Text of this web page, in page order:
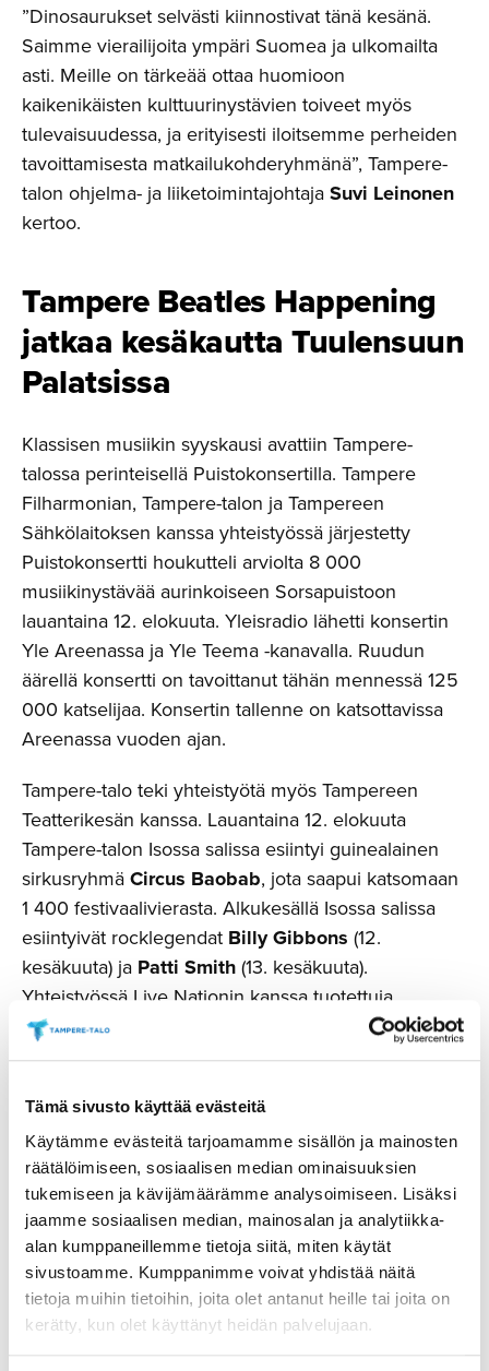
Tämä sivusto käyttää evästeitä
Käytämme evästeitä tarjoamamme sisällön ja mainosten
räätälöimiseen, sosiaalisen median ominaisuuksien
tukemiseen ja kävijämäärämme analysoimiseen. Lisäksi
jaamme sosiaalisen median, mainosalan ja analytiikka-
alan kumppaneillemme tietoja siitä, miten käytät
sivustoamme. Kumppanimme voivat yhdistää näitä
tietoja muihin tietoihin, joita olet antanut heille tai joita on
kerätty, kun olet käyttänyt heidän palvelujaan.
”Dinosaurukset selvästi kiinnostivat tänä kesänä.
Saimme vierailijoita ympäri Suomea ja ulkomailta
asti. Meille on tärkeää ottaa huomioon
kaikenikäisten kulttuurinystävien toiveet myös
tulevaisuudessa, ja erityisesti iloitsemme perheiden
tavoittamisesta matkailukohderyhmänä”, Tampere-
talon ohjelma- ja liiketoimintajohtajaSuvi Leinonen
kertoo.
Tampere Beatles Happening
jatkaa kesäkautta Tuulensuun
Palatsissa
Klassisen musiikin syyskausi avattiin Tampere-
talossa perinteisellä Puistokonsertilla. Tampere
Filharmonian, Tampere-talon ja Tampereen
Sähkölaitoksen kanssa yhteistyössä järjestetty
Puistokonsertti houkutteli arviolta 8 000
musiikinystävää aurinkoiseen Sorsapuistoon
lauantaina 12. elokuuta. Yleisradio lähetti konsertin
Yle Areenassa ja Yle Teema -kanavalla. Ruudun
äärellä konsertti on tavoittanut tähän mennessä 125
000 katselijaa. Konsertin tallenne on katsottavissa
Areenassa vuoden ajan.
Tampere-talo teki yhteistyötä myös Tampereen
Teatterikesän kanssa. Lauantaina 12. elokuuta
Tampere-talon Isossa salissa esiintyi guinealainen
sirkusryhmäCircus Baobab, jota saapui katsomaan
1 400 festivaalivierasta. Alkukesällä Isossa salissa
esiintyivät rocklegendat Billy Gibbons (12.
kesäkuuta) ja Patti Smith(13. kesäkuuta).
Yhteistyössä Live Nationin kanssa tuotettuja
konsertteja saapui katsomaan yhteensä 3 200
ihmistä.
Tampere-talon kesäkausi jatkuu vielä tulevana
viikonloppuna Tuulensuun Palatsissa, kun paluun
tekevä Tampere Beatles Happening valtaa
Hämeenkadun art deco -palatsin perjantaista
sunnuntaihin 18.–20. elokuuta. Ikonista brittiyhtyettä
juhlistava festivaali järjestettiin Tampere-talossa
kahdeksan kertaa vuosina 2010–2017. Tuulensuun
Palatsissa esiintyvät kotimaiset yhtyeetJiri Nikkinen
The Beatles Tribute Band
Jussi Syren & The